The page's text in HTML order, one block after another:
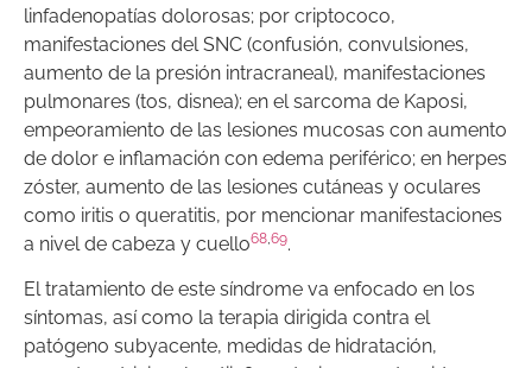
linfadenopatías dolorosas; por criptococo,
manifestaciones del SNC (confusión, convulsiones,
aumento de la presión intracraneal), manifestaciones
pulmonares (tos, disnea); en el sarcoma de Kaposi,
empeoramiento de las lesiones mucosas con aumento
de dolor e inflamación con edema periférico; en herpes
zóster, aumento de las lesiones cutáneas y oculares
como iritis o queratitis, por mencionar manifestaciones
a nivel de cabeza y cuello68 69.
El tratamiento de este síndrome va enfocado en los
síntomas, así como la terapia dirigida contra el
patógeno subyacente, medidas de hidratación,